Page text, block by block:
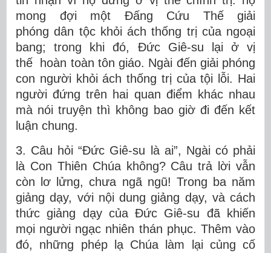
mong đợi một Đấng Cứu Thế giải
phóng dân tộc khỏi ách thống trị của ngoại
bang; trong khi đó, Đức Giê-su lại ở vị
thế hoàn toàn tôn giáo. Ngài đến giải phóng
con người khỏi ách thống trị của tội lỗi. Hai
người đứng trên hai quan điểm khác nhau
mà nói truyện thì không bao giờ đi đến kết
luận chung.
3. Câu hỏi “Đức Giê-su là ai”, Ngài có phải
là Con Thiên Chúa không? Câu trả lời vẫn
còn lơ lửng, chưa ngã ngũ! Trong ba năm
giảng dạy, với nội dung giảng dạy, và cách
thức giảng dạy của Đức Giê-su đã khiến
mọi người ngạc nhiên thán phục. Thêm vào
đó, những phép lạ Chúa làm lại củng cố